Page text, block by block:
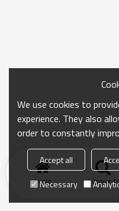
Inicio búsqueda
We use cookies to
experience. They also
order to constantly
Accept all
Necessary